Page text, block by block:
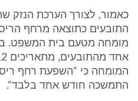
כאמור, לצורך הערכת הנזק
התובעים כתוצאה מרחף
מומחה מטעם בית המשפט.
המומחה כי "השפעת רחף
התמשכה חודש אחד בלבד".